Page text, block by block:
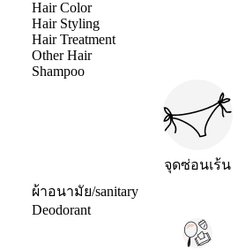
Hair Color
Hair Styling
Hair Treatment
Other Hair
Shampoo
จุดซ่อนเร้น
ผ้าอนามัย/sanitary
Deodorant